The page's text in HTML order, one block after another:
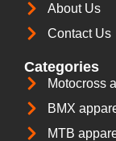
About Us
Contact Us
Categories
Motocross
BMX
MTB